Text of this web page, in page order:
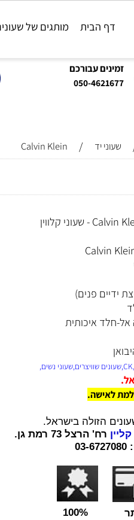
עבורכם
050-
דף הבית מותגים של שעונים
יד /
Calvin Klein
Calvin Klein Watches - שעוני קלווין
איכותית
הזולה בישראל.
רח' הרצל 73 רמת גן.